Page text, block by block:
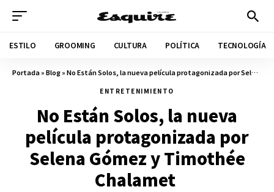
ESTILO GROOMING CULTURA POLÍTICA TECNOLOGÍA
Portada»Blog»No Están Solos, la nueva película protagonizada por Selena Gómez y Timothée Chalamet
ENTRETENIMIENTO
No Están Solos, la nueva
película protagonizada por
Selena Gómez y Timothée
Chalamet